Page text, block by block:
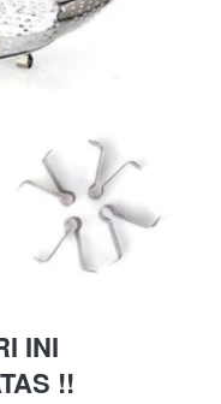
INI
!!